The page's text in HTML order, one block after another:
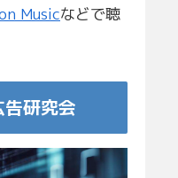
Musicなどで聴
研究会